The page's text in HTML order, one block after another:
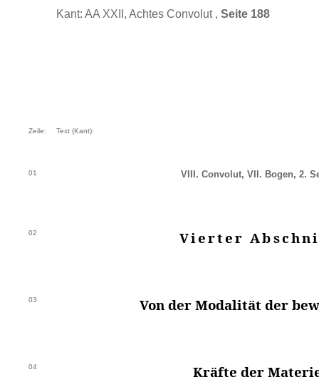
Kant: AA XXII, Achtes Convolut , Seite 188
Zeile: Text (Kant):
01 VIII. Convolut, VII. Bogen, 2.
02 Vierter
03 Von der Modalität der
04 Kräfte der